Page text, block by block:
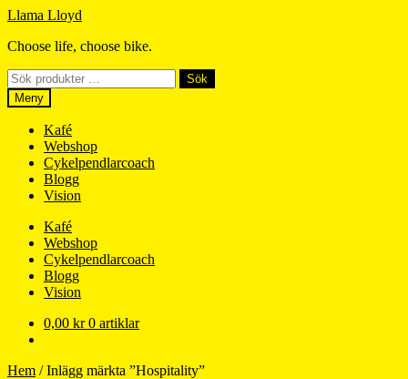
Hoppa
navigering
Hoppa
innehåll
Llama Lloyd
Choose life, choose bike.
Sök
efter:
Sök
Meny
Kafé
Webshop
Cykelpendlarcoach
Blogg
Vision
Kafé
Webshop
Cykelpendlarcoach
Blogg
Vision
0,00 kr 0 artiklar
Hem /Inlägg märkta ”Hospitality”